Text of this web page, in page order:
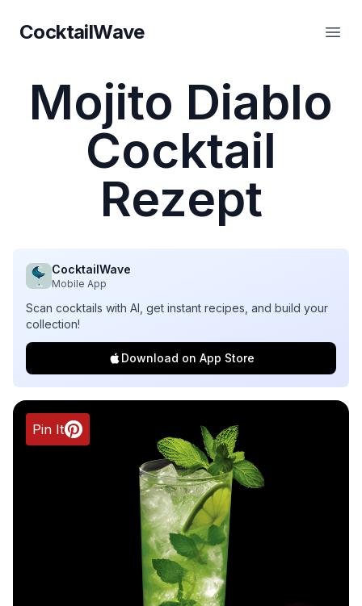
CocktailWave
CocktailWave
Mojito Diablo
Cocktail
Rezept
CocktailWave
Mobile App
Scan cocktails with AI, get instant recipes, and build your
collection!
Download on App Store
Pin It